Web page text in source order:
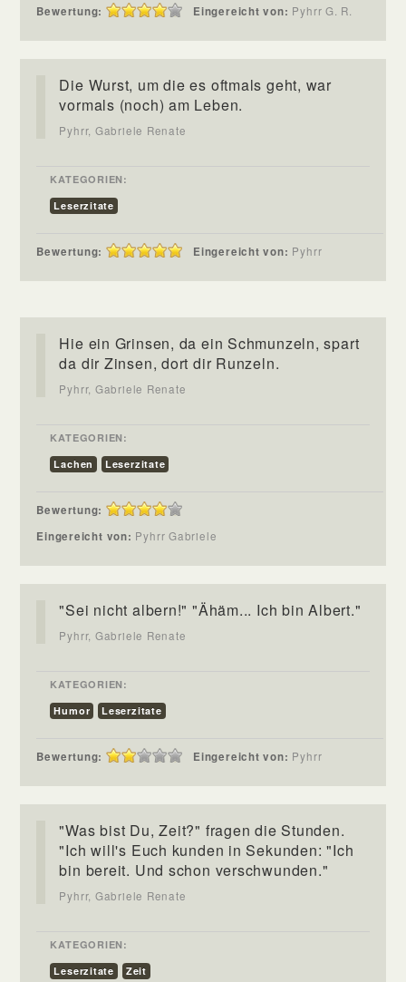
Bewertung: Eingereicht von: Pyhrr G. R.
Die Wurst, um die es oftmals geht, war
vormals (noch) am Leben.
Pyhrr, Gabriele Renate
KATEGORIEN:
Leserzitate
Bewertung: Eingereicht von: Pyhrr
Hie ein Grinsen, da ein Schmunzeln, spart
da dir Zinsen, dort dir Runzeln.
Pyhrr, Gabriele Renate
KATEGORIEN:
Lachen
Leserzitate
Bewertung:
Eingereicht von: Pyhrr Gabriele
"Sei nicht albern!" "Ähäm... Ich bin Albert."
Pyhrr, Gabriele Renate
KATEGORIEN:
Humor
Leserzitate
Bewertung: Eingereicht von: Pyhrr
"Was bist Du, Zeit?" fragen die Stunden.
"Ich will's Euch kunden in Sekunden: "Ich
bin bereit. Und schon verschwunden."
Pyhrr, Gabriele Renate
KATEGORIEN:
Leserzitate
Zeit